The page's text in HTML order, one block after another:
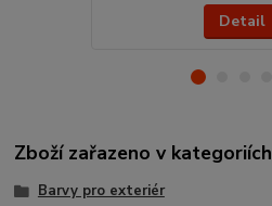
Detail
Zboží zařazeno v kategoriích
Barvy pro exteriér